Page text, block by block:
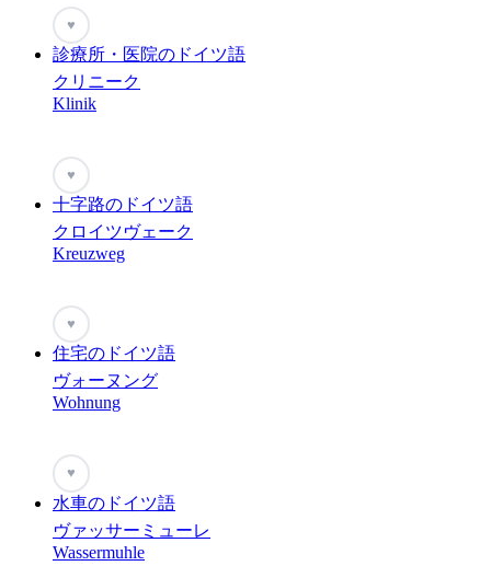
♥
診療所・医院のドイツ語
クリニーク
Klinik
♥
十字路のドイツ語
クロイツヴェーク
Kreuzweg
♥
住宅のドイツ語
ヴォーヌング
Wohnung
♥
水車のドイツ語
ヴァッサーミューレ
Wassermuhle